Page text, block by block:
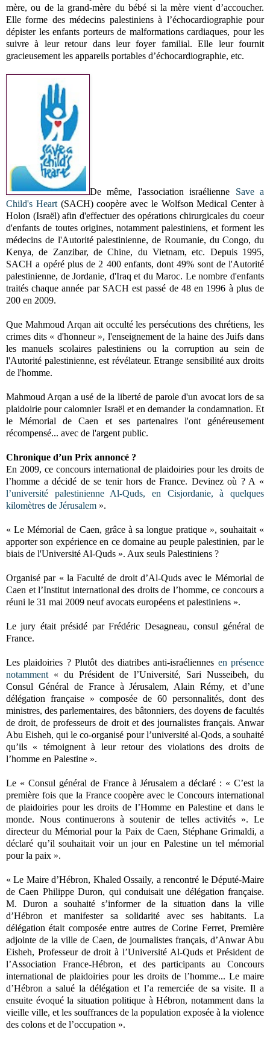
mère, ou de la grand-mère du bébé si la mère vient d’accoucher.
Elle forme des médecins palestiniens à l’échocardiographie pour
dépister les enfants porteurs de malformations cardiaques, pour les
suivre à leur retour dans leur foyer familial. Elle leur fournit
gracieusement les appareils portables d’échocardiographie, etc.
De même, l'association israélienne Save a
Child's Heart(SACH) coopère avec le Wolfson Medical Center à
Holon (Israël) afin d'effectuer des opérations chirurgicales du coeur
d'enfants de toutes origines, notamment palestiniens, et forment les
médecins de l'Autorité palestinienne, de Roumanie, du Congo, du
Kenya, de Zanzibar, de Chine, du Vietnam, etc. Depuis 1995,
SACH a opéré plus de 2 400 enfants, dont 49% sont de l'Autorité
palestinienne, de Jordanie, d'Iraq et du Maroc. Le nombre d'enfants
traités chaque année par SACH est passé de 48 en 1996 à plus de
200 en 2009.
Que Mahmoud Arqan ait occulté les persécutions des chrétiens, les
crimes dits « d'honneur », l'enseignement de la haine des Juifs dans
les manuels scolaires palestiniens ou la corruption au sein de
l'Autorité palestinienne, est révélateur. Etrange sensibilité aux droits
de l'homme.
Mahmoud Arqan a usé de la liberté de parole d'un avocat lors de sa
plaidoirie pour calomnier Israël et en demander la condamnation. Et
le Mémorial de Caen et ses partenaires l'ont généreusement
récompensé... avec de l'argent public.
Chronique d’un Prix annoncé ?
En 2009, ce concours international de plaidoiries pour les droits de
l’homme a décidé de se tenir hors de France. Devinez où ? A «
l’université palestinienne Al-Quds, en Cisjordanie, à quelques
kilomètres de Jérusalem ».
« Le Mémorial de Caen, grâce à sa longue pratique », souhaitait «
apporter son expérience en ce domaine au peuple palestinien, par le
biais de l'Université Al-Quds ». Aux seuls Palestiniens ?
Organisé par « la Faculté de droit d’Al-Quds avec le Mémorial de
Caen et l’Institut international des droits de l’homme, ce concours a
réuni le 31 mai 2009 neuf avocats européens et palestiniens ».
Le jury était présidé par Frédéric Desagneau, consul général de
France.
Les plaidoiries ? Plutôt des diatribes anti-israéliennes en présence
notamment « du Président de l’Université, Sari Nusseibeh, du
Consul Général de France à Jérusalem, Alain Rémy, et d’une
délégation française » composée de 60 personnalités, dont des
ministres, des parlementaires, des bâtonniers, des doyens de facultés
de droit, de professeurs de droit et des journalistes français. Anwar
Abu Eisheh, qui le co-organisé pour l’université al-Qods, a souhaité
qu’ils « témoignent à leur retour des violations des droits de
l’homme en Palestine ».
Le « Consul général de France à Jérusalem a déclaré : « C’est la
première fois que la France coopère avec le Concours international
de plaidoiries pour les droits de l’Homme en Palestine et dans le
monde. Nous continuerons à soutenir de telles activités ». Le
directeur du Mémorial pour la Paix de Caen, Stéphane Grimaldi, a
déclaré qu’il souhaitait voir un jour en Palestine un tel mémorial
pour la paix ».
« Le Maire d’Hébron, Khaled Ossaily, a rencontré le Député-Maire
de Caen Philippe Duron, qui conduisait une délégation française.
M. Duron a souhaité s’informer de la situation dans la ville
d’Hébron et manifester sa solidarité avec ses habitants. La
délégation était composée entre autres de Corine Ferret, Première
adjointe de la ville de Caen, de journalistes français, d’Anwar Abu
Eisheh, Professeur de droit à l’Université Al-Quds et Président de
l’Association France-Hébron, et des participants au Concours
international de plaidoiries pour les droits de l’homme... Le maire
d’Hébron a salué la délégation et l’a remerciée de sa visite. Il a
ensuite évoqué la situation politique à Hébron, notamment dans la
vieille ville, et les souffrances de la population exposée à la violence
des colons et de l’occupation ».